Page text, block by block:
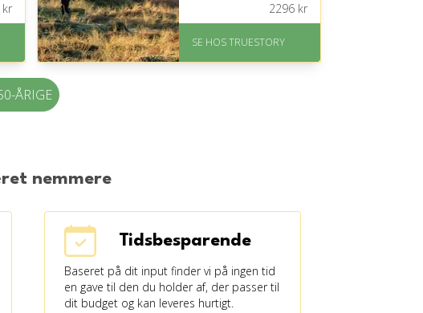
frisk luft og aktive oplevelser.
På lager
2296kr
SE HOS TRUESTORY
ÅRIGE
nemmere
Tidsbesparende
Baseret på dit input finder vi på ingen tid
en gave til den du holder af, der passer til
dit budget og kan leveres hurtigt.